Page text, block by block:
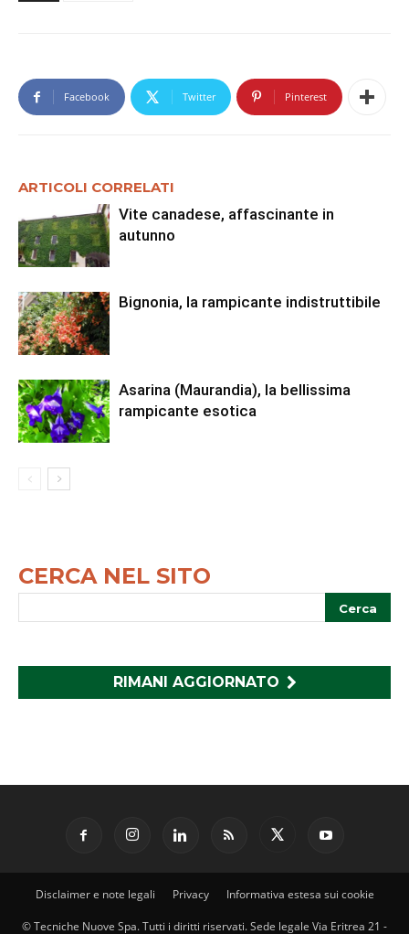
Facebook Twitter Pinterest
ARTICOLI CORRELATI
Vite canadese, affascinante in
autunno
Bignonia, la rampicante indistruttibile
Asarina (Maurandia), la bellissima
rampicante esotica
CERCA NEL SITO
RIMANI AGGIORNATO
Disclaimer e note legali Privacy Informativa estesa sui cookie
© Tecniche Nuove Spa. Tutti i diritti riservati. Sede legale Via Eritrea 21 -